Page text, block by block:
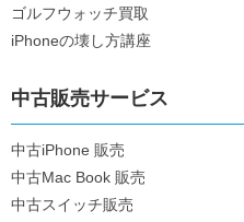
ゴルフウォッチ買取
iPhoneの壊し方講座
中古販売サービス
中古iPhone 販売
中古Mac Book 販売
中古スイッチ販売